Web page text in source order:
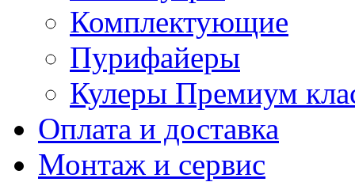
Комплектующие
Пурифайеры
Кулеры Премиум
Оплата и доставка
Монтаж и сервис